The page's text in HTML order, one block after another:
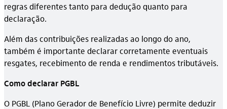
regras diferentes tanto para dedução quanto para
declaração.
Além das contribuições realizadas ao longo do ano,
também é importante declarar corretamente eventuais
resgates, recebimento de renda e rendimentos tributáveis.
Como declarar PGBL
O PGBL (Plano Gerador de Benefício Livre) permite deduzir